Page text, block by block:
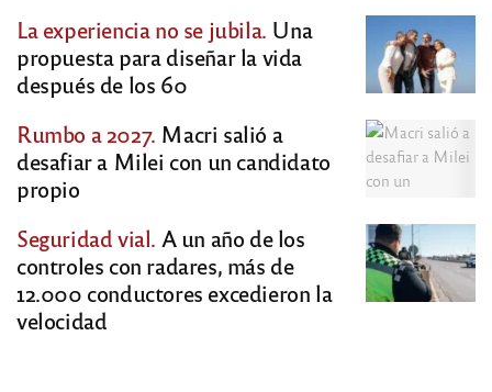
La experiencia no se jubila. Una
propuesta para diseñar la vida
después de los 60
Rumbo a 2027. Macri salió a
desafiar a Milei con un candidato
propio
Seguridad vial. A un año de los
controles con radares, más de
12.000 conductores excedieron la
velocidad